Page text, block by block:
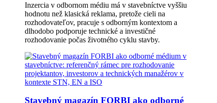
Inzercia v odbornom médiu má v stavebníctve vyššiu
hodnotu než klasická reklama, pretože cieli na
rozhodovateľov, pracuje s odborným kontextom a
dlhodobo podporuje technické a investičné
rozhodovanie počas životného cyklu stavby.
Stavebný magazín FORBI ako odborné